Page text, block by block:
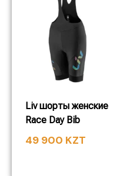
Liv шорты женские
Race Day Bib
49 900 KZT